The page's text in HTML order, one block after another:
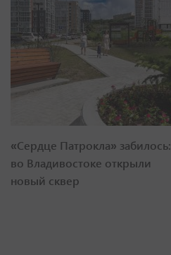
«Сердце Патрокла» забилось:
во Владивостоке открыли
новый сквер